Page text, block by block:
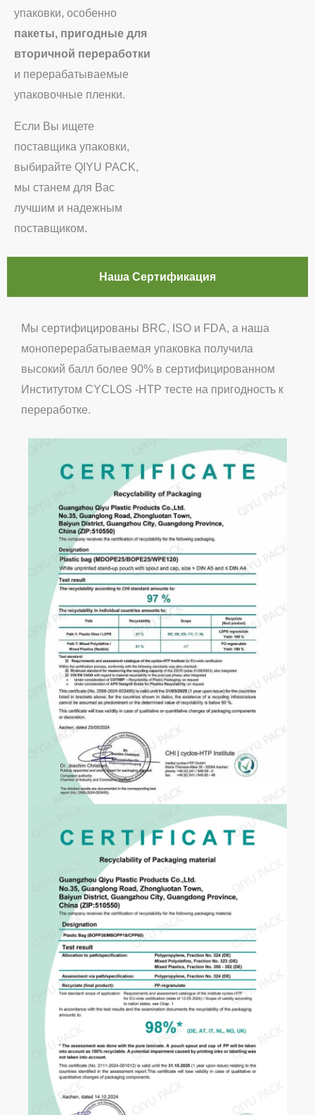
упаковки, особенно
пакеты, пригодные для
вторичной переработки
и перерабатываемые
упаковочные пленки.
Если Вы ищете
поставщика упаковки,
выбирайте QIYU PACK,
мы станем для Вас
лучшим и надежным
поставщиком.
Наша Сертификация
Мы сертифицированы BRC, ISO и FDA, а наша
моноперерабатываемая упаковка получила
высокий балл более 90% в сертифицированном
Институтом CYCLOS -HTP тесте на пригодность к
переработке.